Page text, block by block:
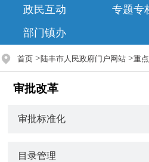
政民互动
专题专
部门镇办
首页>陆丰市人民政府门户网站>重
审批改革
审批标准化
目录管理